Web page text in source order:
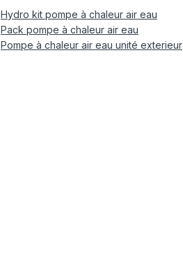
Hydro kit pompe à chaleur air eau
Pack pompe à chaleur air eau
Pompe à chaleur air eau unité exterieur